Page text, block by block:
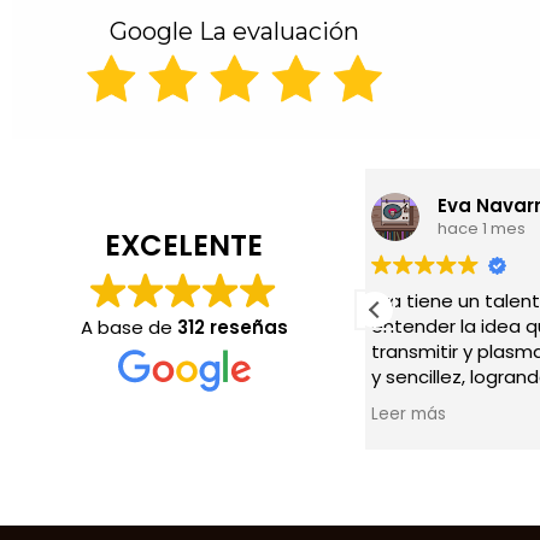
Google La evaluación
EXCELENTE
A base de 312 reseñas
Eva tiene un talento increíble para
entender la idea que quieres
transmitir y plasmarla con sensibilidad
y sencillez, logrando crear detalles
emotivos e inolvidables para quienes
a